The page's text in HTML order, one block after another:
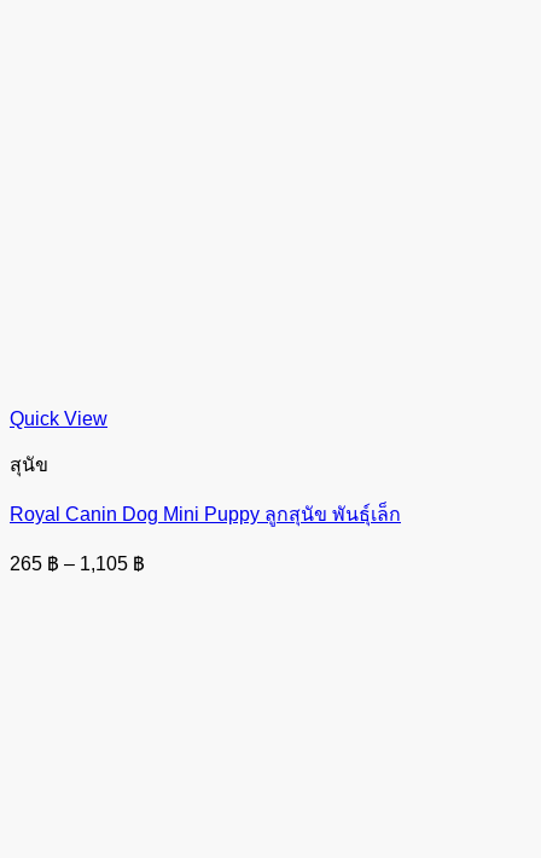
Quick View
สุนัข
Royal Canin Dog Mini Puppy ลูกสุนัข พันธุ์เล็ก
265 ฿ – 1,105 ฿